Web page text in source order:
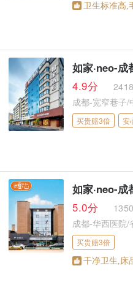
卫生标准高,
如家·neo-
4.9分
成都-宽窄巷子/
买贵赔3倍 安
5.0分
成都-华西医院/
买贵赔3倍
干净卫生,床